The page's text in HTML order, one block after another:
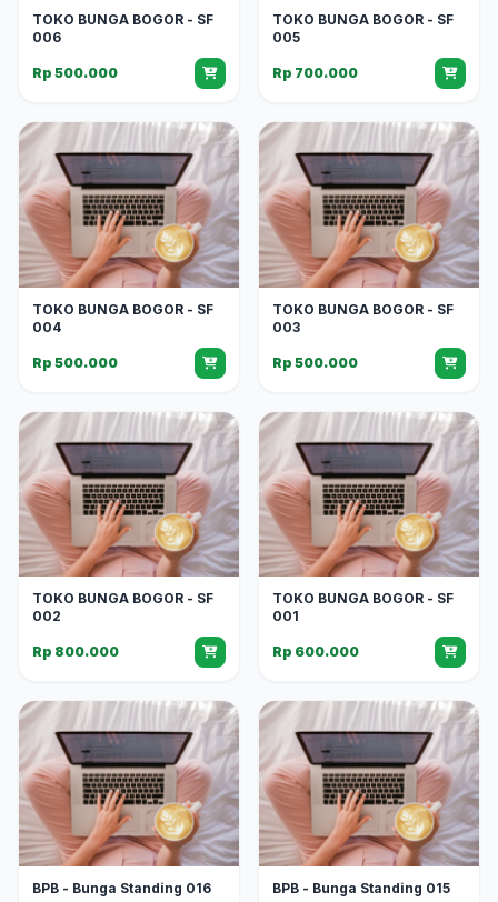
TOKO BUNGA BOGOR - SF
006
Rp 500.000
TOKO BUNGA BOGOR - SF
005
Rp 700.000
TOKO BUNGA BOGOR - SF
004
Rp 500.000
TOKO BUNGA BOGOR - SF
003
Rp 500.000
TOKO BUNGA BOGOR - SF
002
Rp 800.000
TOKO BUNGA BOGOR - SF
001
Rp 600.000
BPB - Bunga Standing 016 BPB - Bunga Standing 015